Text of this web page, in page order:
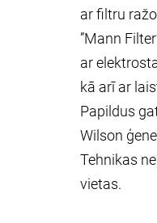
ar filtru
”Mann
ar
kā arī ar
Papildus
Wilson
Tehnikas
vietas.